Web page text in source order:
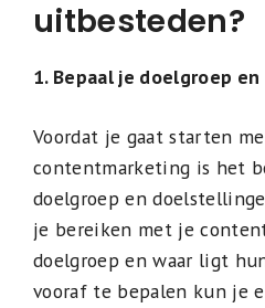
uitbesteden?
1. Bepaal je doelgroep
Voordat je gaat starten
contentmarketing is het
doelgroep en
je bereiken met je
doelgroep en waar ligt
vooraf te bepalen kun je